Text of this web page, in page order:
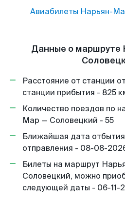
Авиабилеты Нарьян-
Данные о
Расстояние от станции
станции прибытия - 825
Количество поездов по
Мар — Соловецкий - 55
Ближайшая дата
отправления - 08-08-
Билеты на маршрут
Соловецкий, можно
следующей даты - 06-11-